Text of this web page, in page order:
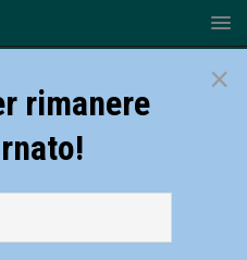
×
rimanere